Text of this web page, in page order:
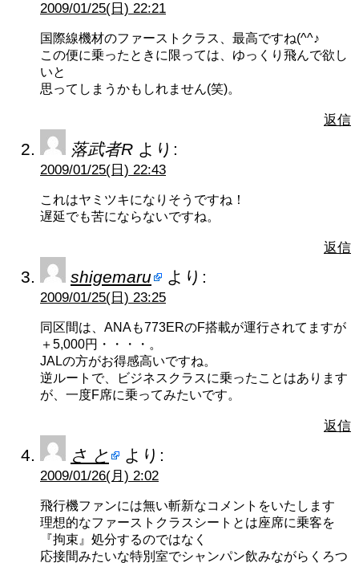
2009/01/25(日) 22:21
国際線機材のファーストクラス、最高ですね(^^♪
この便に乗ったときに限っては、ゆっくり飛んで欲し
いと
思ってしまうかもしれません(笑)。
返信
落武者R より:
2009/01/25(日) 22:43
これはヤミツキになりそうですね！
遅延でも苦にならないですね。
返信
shigemaru より:
2009/01/25(日) 23:25
同区間は、ANAも773ERのF搭載が運行されてますが
＋5,000円・・・・。
JALの方がお得感高いですね。
逆ルートで、ビジネスクラスに乗ったことはあります
が、一度F席に乗ってみたいです。
返信
さ と より:
2009/01/26(月) 2:02
飛行機ファンには無い斬新なコメントをいたします
理想的なファーストクラスシートとは座席に乗客を
『拘束』処分するのではなく
応接間みたいな特別室でシャンパン飲みながらくろつ